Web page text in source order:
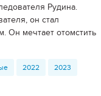
Рудина.
он стал
Он мечтает отомстить
2022 2023